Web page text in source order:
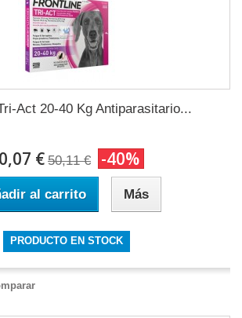
Act 20-40 Kg Antiparasitario...
€ 50,11 € -40%
al carrito Más
PRODUCTO EN STOCK